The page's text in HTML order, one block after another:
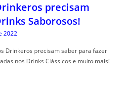
precisam
Saborosos!
2022
Drinkeros precisam saber para fazer
nos Drinks Clássicos e muito mais!